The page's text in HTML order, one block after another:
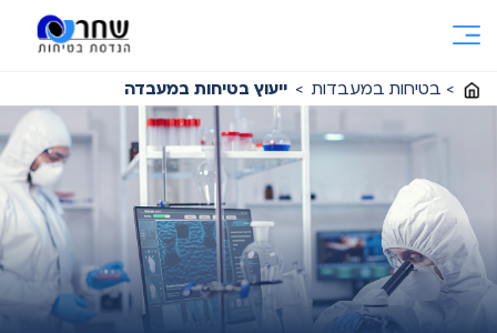
> בטיחות במעבדות > ייעוץ בטיחות במעבדה